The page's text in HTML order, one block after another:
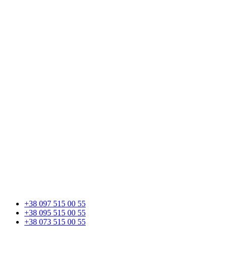
+38 097 515 00 55
+38 095 515 00 55
+38 073 515 00 55